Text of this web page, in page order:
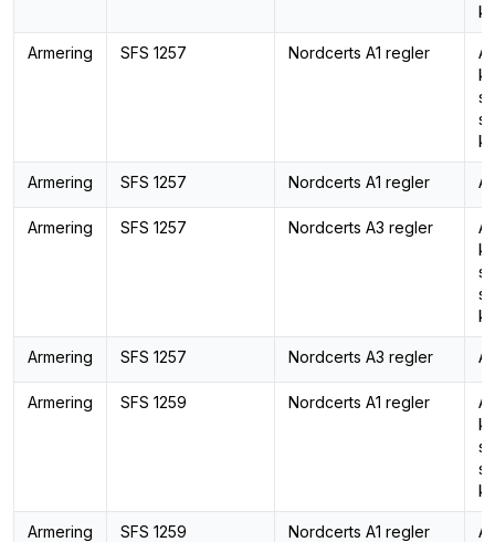
Armering SFS 1257 Nordcerts A1 regler
Armering SFS 1257 Nordcerts A1 regler
Armering SFS 1257 Nordcerts A3 regler
Armering SFS 1257 Nordcerts A3 regler
Armering SFS 1259 Nordcerts A1 regler
Armering SFS 1259 Nordcerts A1 regler